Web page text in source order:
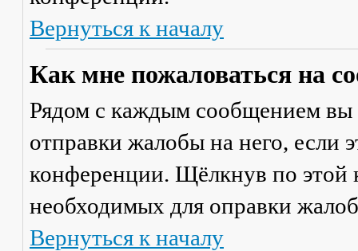
Вернуться к началу
Как мне пожаловаться на
Рядом с каждым сообщением вы
отправки жалобы на него, если
конференции. Щёлкнув по этой
необходимых для оправки
Вернуться к началу